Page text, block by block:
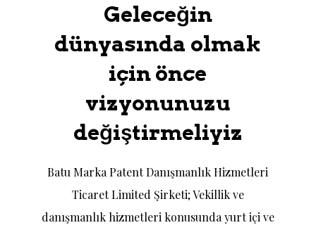
Geleceğin
dünyasında olmak
için önce
vizyonunuzu
değiştirmeliyiz
Batu Marka Patent Danışmanlık Hizmetleri
Ticaret Limited Şirketi; Vekillik ve
danışmanlık hizmetleri konusunda yurt içi ve